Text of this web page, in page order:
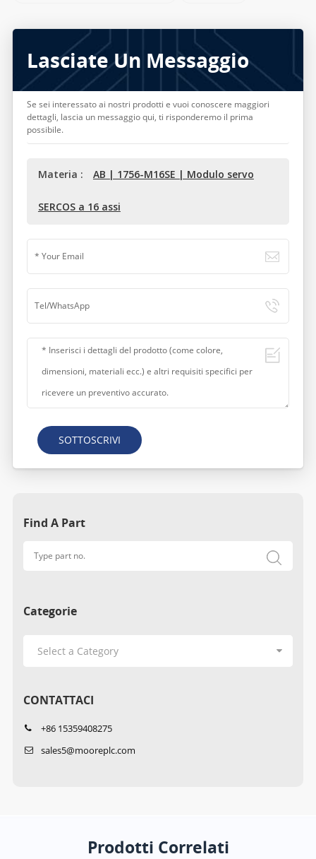
Lasciate Un Messaggio
Se sei interessato ai nostri prodotti e vuoi conoscere maggiori
dettagli, lascia un messaggio qui, ti risponderemo il prima
possibile.
Materia : AB | 1756-M16SE | Modulo servo
SERCOS a 16 assi
SOTTOSCRIVI
Find A Part
Categorie
CONTATTACI
+86 15359408275
sales5@mooreplc.com
Prodotti Correlati